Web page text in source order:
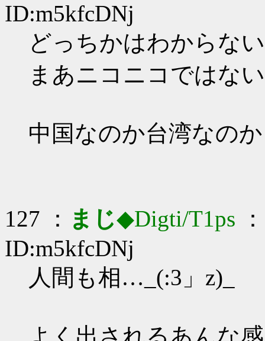
ID:m5kfcDNj
どっちかはわからな
まあニコニコではな
中国なのか台湾なのか
127 ： まじ◆Digti/T1ps
ID:m5kfcDNj
人間も相…_(:3」z)_